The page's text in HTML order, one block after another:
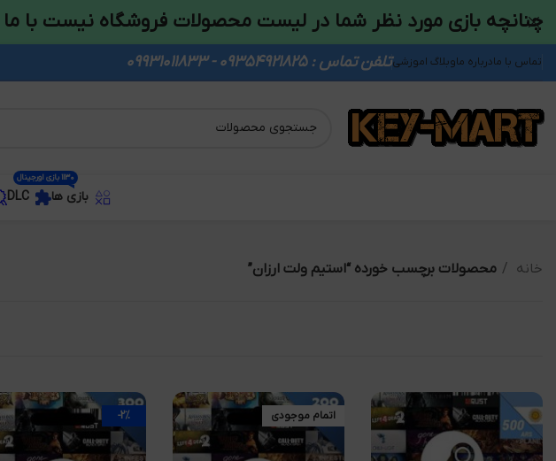
تماس با مادرباره ماوبلاگ اموزشیتلفن تماس : 09354921825 - 09931011833
بازی ها
1130 بازی اورجینال
DLC
خانه محصولات برچسب خورده “استیم ولت ارزان”
اتمام موجودی -2%
چنانچه بازی مورد نظر شما در لیست محصولات فروشگاه نیست با